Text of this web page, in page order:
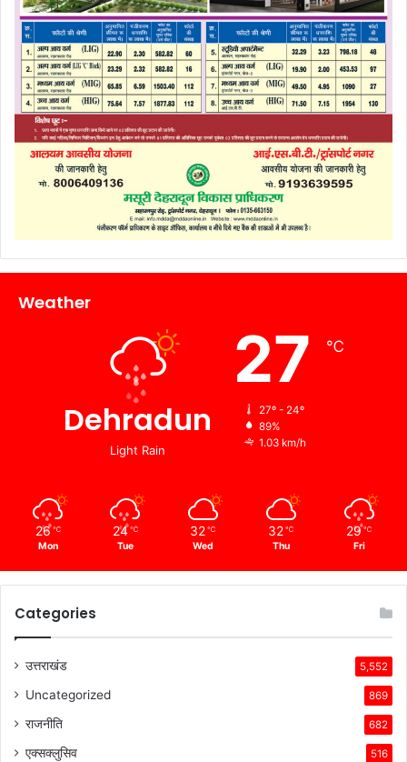
Weather
Dehradun
Light Rain
27 ℃
27º - 24º
89%
1.03 km/h
26 ℃
Mon
24 ℃
Tue
32 ℃
Wed
32 ℃
Thu
29 ℃
Fri
Categories
उत्तराखंड 5,552
Uncategorized 869
राजनीति 682
एक्सक्लुसिव 516